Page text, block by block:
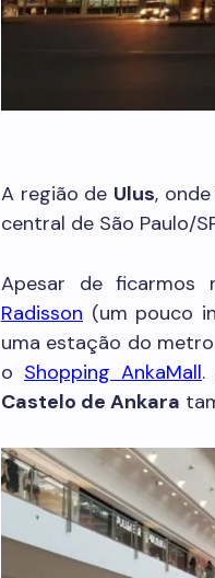
A região de Ulus,
central de São Paulo/
Apesar de ficarmos
Radisson (um pouco
uma estação do
o Shopping AnkaMall.
Castelo de Ankara